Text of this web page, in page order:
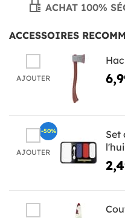
ACHAT 100%
ACCESSOIRES
AJOUTER
AJOUTER
Set
-50%